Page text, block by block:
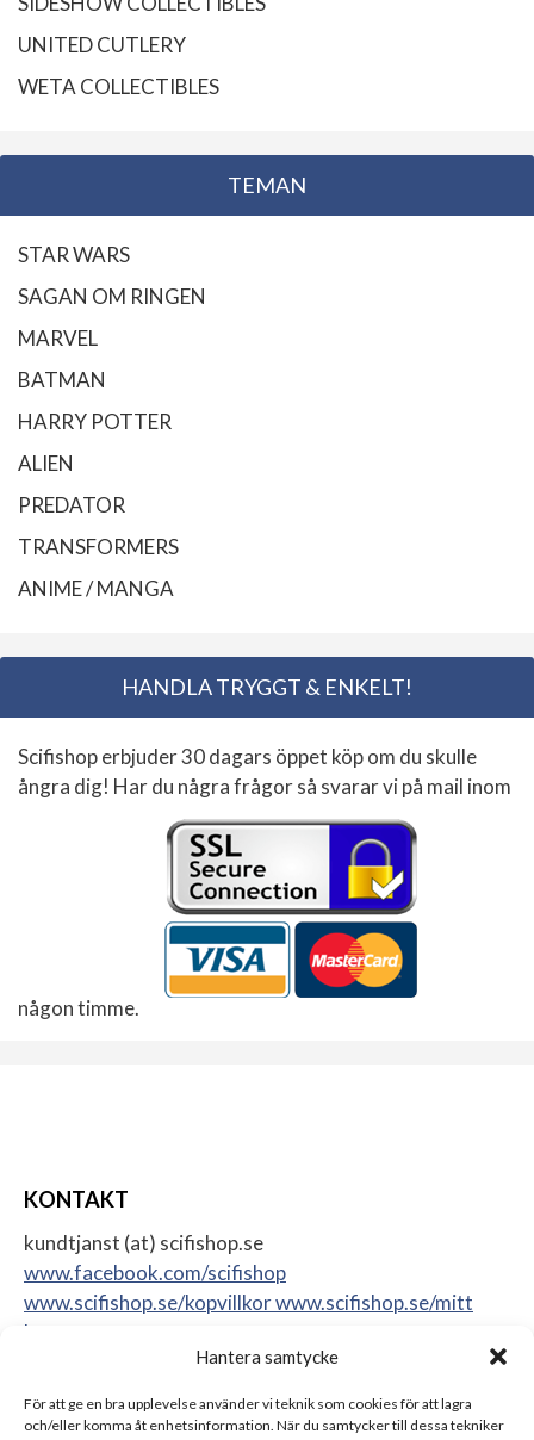
Hantera samtycke
För att ge en bra upplevelse använder vi teknik som cookies för att lagra
och/eller komma åt enhetsinformation. När du samtycker till dessa tekniker
UNITED CUTLERY
WETA COLLECTIBLES
TEMAN
STAR WARS
SAGAN OM RINGEN
MARVEL
BATMAN
HARRY POTTER
ALIEN
PREDATOR
TRANSFORMERS
ANIME / MANGA
HANDLA TRYGGT & ENKELT!
Scifishop erbjuder 30 dagars öppet köp om du skulle
ångra dig! Har du några frågor så svarar vi på mail inom
någon timme.
KONTAKT
kundtjanst (at) scifishop.se
www.facebook.com/scifishop
www.scifishop.se/kopvillkorwww.scifishop.se/mitt
konto
Sweden